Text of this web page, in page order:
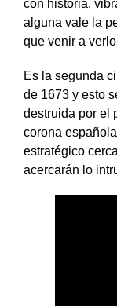
con historia,
alguna vale la
que venir a
Es la segunda
de 1673 y esto
destruida por el
corona
estratégico
acercarán lo